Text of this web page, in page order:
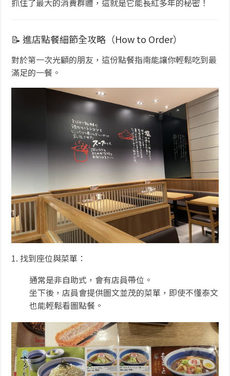
抓住了最大的消費群體，這就是它能長紅多年的秘密！
📝 進店點餐細節全攻略（How to Order）
對於第一次光顧的朋友，這份點餐指南能讓你輕鬆吃到最
滿足的一餐。
1. 找到座位與菜單：
通常是非自助式，會有店員帶位。
坐下後，店員會提供圖文並茂的菜單，即使不懂泰文
也能輕鬆看圖點餐。